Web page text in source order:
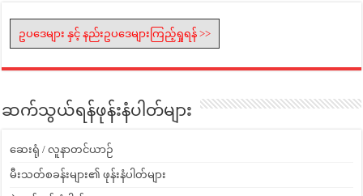
ဥပဒေများ နှင့် နည်းဥပဒေများကြည့်ရှုရန် >>
ဆက်သွယ်ရန်ဖုန်းနံပါတ်များ
ဆေးရုံ / လူနာတင်ယာဉ်
မီးသတ်စခန်းများ၏ ဖုန်းနံပါတ်များ